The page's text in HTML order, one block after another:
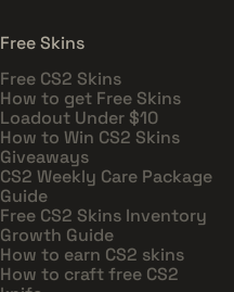
Free Skins
Free CS2 Skins
How to get Free Skins
Loadout Under $10
How to Win CS2 Skins
Giveaways
CS2 Weekly Care Package
Guide
Free CS2 Skins Inventory
Growth Guide
How to earn CS2 skins
How to craft free CS2